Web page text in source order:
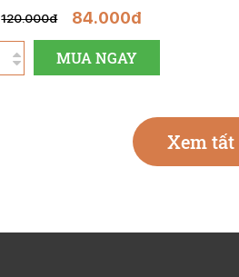
120.000đ 84.000đ
MUA NGAY
Xem tất